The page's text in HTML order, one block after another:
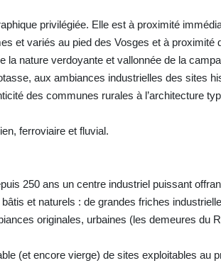
privilégiée. Elle est à proximité
et variés au pied des Vosges et à proximité
nature verdoyante et vallonnée de la
aux ambiances industrielles des sites
des communes rurales à l’architecture
ferroviaire et fluvial.
250 ans un centre industriel puissant
et naturels : de grandes friches
originales, urbaines (les demeures du
(et encore vierge) de sites exploitables au